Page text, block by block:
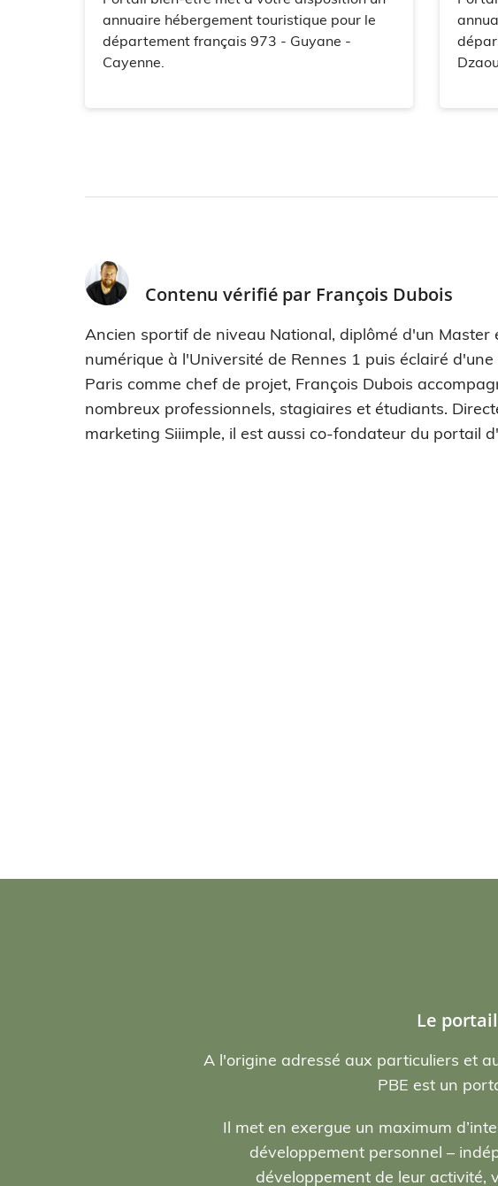
annuaire hébergement touristique pour le
département français 973 - Guyane -
Cayenne.
Contenu vérifié par François Dubois
Ancien sportif de niveau National, diplômé d'un
numérique à l'Université de Rennes 1 puis éclairé
Paris comme chef de projet, François Dubois
nombreux professionnels, stagiaires et étudiants.
marketing Siiimple, il est aussi co-fondateur du portail
Le
A l'origine adressé aux particuliers et
PBE est un
Il met en exergue un maximum
développement personnel –
développement de leur activité,